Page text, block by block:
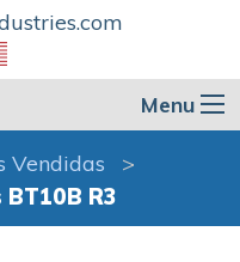
Menu
Vendidas
R3